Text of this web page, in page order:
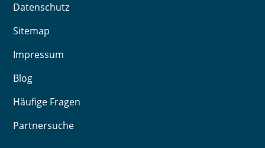
Datenschutz
Sitemap
Impressum
Blog
Häufige Fragen
Partnersuche